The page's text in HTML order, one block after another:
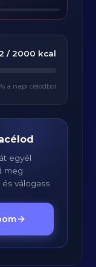
/ 2000 kcal
a napi célodból
egyél
meg
válogass